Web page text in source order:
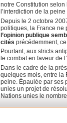
notre Constitution
l’interdiction de la peine
Depuis le 2 octobre
politiques, la France ne
l’opinion publique
cités précédemment,
Pourtant, aux stricts
le combat en faveur de
Dans le cadre de la
quelques mois, entre la
peine. Épaulée par ses
unies un projet de
Nations unies le